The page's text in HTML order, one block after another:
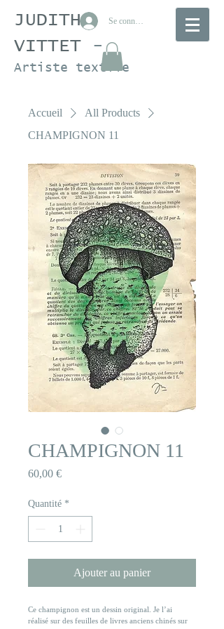
JUDITH
VITTET -
Artiste textile
Se connecter
Accueil
All Products
CHAMPIGNON 11
CHAMPIGNON 11
60,00 €Prix
Quantité *
Ajouter au panier
Ce champignon est un dessin original. Je l’ai
réalisé sur des feuilles de livres anciens chinés sur